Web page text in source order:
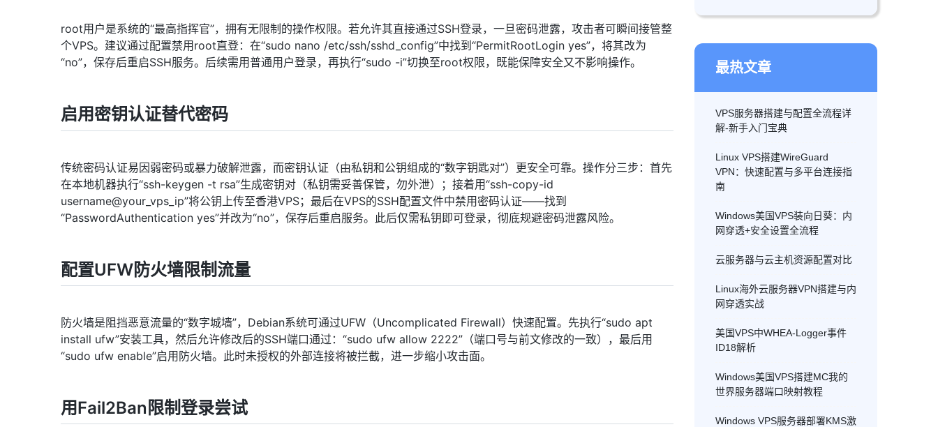
root用户是系统的“最高指挥官”，拥有无限制的操作权限。若允许其直接通过SSH登录，一旦密码泄露，攻击者可瞬间接管整
个VPS。建议通过配置禁用root直登：在“sudo nano /etc/ssh/sshd_config”中找到“PermitRootLogin yes”，将其改为
“no”，保存后重启SSH服务。后续需用普通用户登录，再执行“sudo -i”切换至root权限，既能保障安全又不影响操作。
启用密钥认证替代密码
传统密码认证易因弱密码或暴力破解泄露，而密钥认证（由私钥和公钥组成的“数字钥匙对”）更安全可靠。操作分三步：首先
在本地机器执行“ssh-keygen -t rsa”生成密钥对（私钥需妥善保管，勿外泄）；接着用“ssh-copy-id
username@your_vps_ip”将公钥上传至香港VPS；最后在VPS的SSH配置文件中禁用密码认证——找到
“PasswordAuthentication yes”并改为“no”，保存后重启服务。此后仅需私钥即可登录，彻底规避密码泄露风险。
配置UFW防火墙限制流量
防火墙是阻挡恶意流量的“数字城墙”，Debian系统可通过UFW（Uncomplicated Firewall）快速配置。先执行“sudo apt
install ufw”安装工具，然后允许修改后的SSH端口通过：“sudo ufw allow 2222”（端口号与前文修改的一致），最后用
“sudo ufw enable”启用防火墙。此时未授权的外部连接将被拦截，进一步缩小攻击面。
用Fail2Ban限制登录尝试
最热文章
VPS服务器搭建与配置全流程详
解-新手入门宝典
Linux VPS搭建WireGuard
VPN：快速配置与多平台连接指
南
Windows美国VPS装向日葵：内
网穿透+安全设置全流程
云服务器与云主机资源配置对比
Linux海外云服务器VPN搭建与内
网穿透实战
美国VPS中WHEA-Logger事件
ID18解析
Windows美国VPS搭建MC我的
世界服务器端口映射教程
Windows VPS服务器部署KMS激